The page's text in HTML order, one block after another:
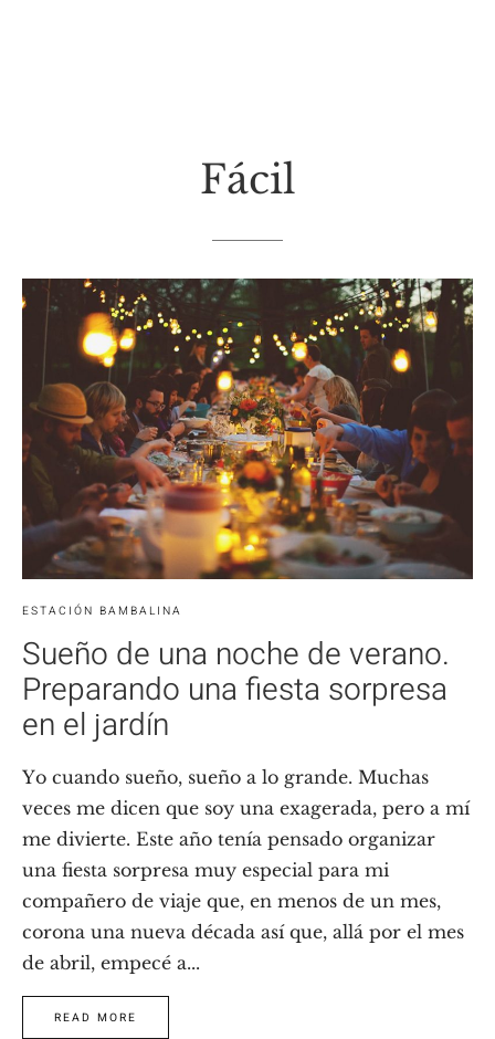
Fácil
ESTACIÓN BAMBALINA
Sueño de una noche de verano.
Preparando una fiesta sorpresa
en el jardín
Yo cuando sueño, sueño a lo grande. Muchas
veces me dicen que soy una exagerada, pero a mí
me divierte. Este año tenía pensado organizar
una fiesta sorpresa muy especial para mi
compañero de viaje que, en menos de un mes,
corona una nueva década así que, allá por el mes
de abril, empecé a...
READ MORE